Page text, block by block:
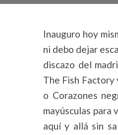
Inauguro hoy
ni debo dejar
discazo del
The Fish Factory
o Corazones
mayúsculas para
aquí y allá sin